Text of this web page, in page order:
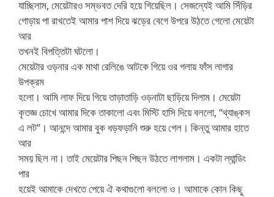
যাচ্ছিলাম, মেয়েটারও সম্ভবত দেরি হয়ে গিয়েছিল। সেজন্যেই আমি সিঁড়ির
গোড়ায় পা রাখতেই আমার পাশ দিয়ে ঝড়ের বেগে উপরে উঠতে গেলো মেয়েটা
আর
তখনই বিপত্তিটা ঘটলো।
মেয়েটার ওড়নার এক মাথা রেলিঙে আটকে গিয়ে ওর গলায় ফাঁস লাগার
উপক্রম
হলো। আমি লাফ দিয়ে গিয়ে তাড়াতাড়ি ওড়নাটা ছাড়িয়ে দিলাম। মেয়েটা
কৃতজ্ঞ চোখে আমার দিকে তাকালো এবং মিস্টি হাসি দিয়ে বললো, “থ্যাঙ্কস
এ লট”। আনন্দে আমার বুক ধড়ফড়ানি শুরু হয়ে গেল। কিন্তু আমার হাতে
আর
সময় ছিল না। তাই মেয়েটার পিছন পিছন উঠতে লাগলাম। একটা ল্যান্ডিং
পার
হয়েই আমাকে দেখতে পেয়ে ঐ কথাগুলো বললো ও। আমাকে কোন কিছু